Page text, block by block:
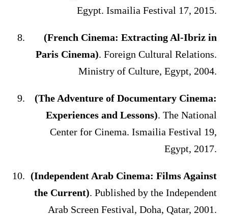
Egypt. Ismailia Festival 17, 2015.
(French Cinema: Extracting Al-Ibriz in
Paris Cinema). Foreign Cultural Relations.
Ministry of Culture, Egypt, 2004.
(The Adventure of Documentary Cinema:
Experiences and Lessons). The National
Center for Cinema. Ismailia Festival 19,
Egypt, 2017.
(Independent Arab Cinema: Films Against
the Current). Published by the Independent
Arab Screen Festival, Doha, Qatar, 2001.